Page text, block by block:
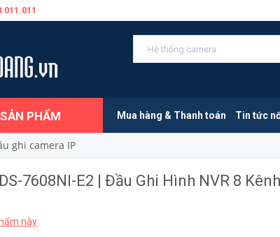
PHẨM Mua hàng & Thanh toán Tin tức
ghi camera IP
7608NI-E2 | Đầu Ghi Hình NVR 8
này